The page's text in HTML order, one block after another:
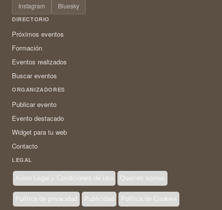
Instagram Bluesky
DIRECTORIO
Próximos eventos
Formación
Eventos realizados
Buscar eventos
ORGANIZADORES
Publicar evento
Evento destacado
Widget para tu web
Contacto
LEGAL
Aviso Legal y Condiciones de uso Quienes somos
Política de privacidad Publicidad Política de Cookies